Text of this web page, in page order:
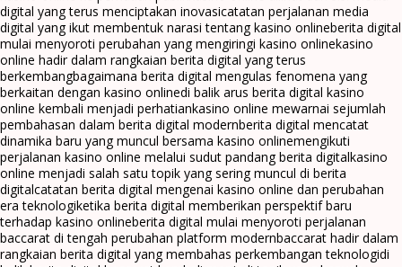
digital yang terus menciptakan inovasicatatan perjalanan media
digital yang ikut membentuk narasi tentang kasino onlineberita digital
mulai menyoroti perubahan yang mengiringi kasino onlinekasino
online hadir dalam rangkaian berita digital yang terus
berkembangbagaimana berita digital mengulas fenomena yang
berkaitan dengan kasino onlinedi balik arus berita digital kasino
online kembali menjadi perhatiankasino online mewarnai sejumlah
pembahasan dalam berita digital modernberita digital mencatat
dinamika baru yang muncul bersama kasino onlinemengikuti
perjalanan kasino online melalui sudut pandang berita digitalkasino
online menjadi salah satu topik yang sering muncul di berita
digitalcatatan berita digital mengenai kasino online dan perubahan
era teknologiketika berita digital memberikan perspektif baru
terhadap kasino onlineberita digital mulai menyoroti perjalanan
baccarat di tengah perubahan platform modernbaccarat hadir dalam
rangkaian berita digital yang membahas perkembangan teknologidi